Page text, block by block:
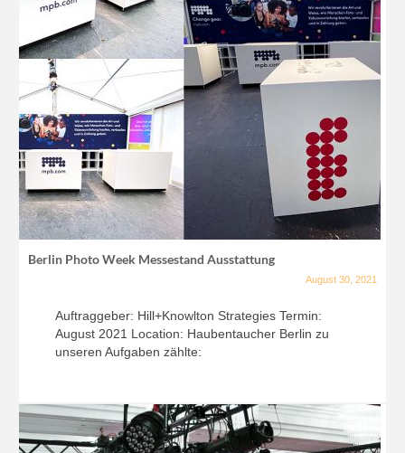
Berlin Photo Week Messestand Ausstattung
August 30, 2021
Auftraggeber: Hill+Knowlton Strategies Termin:
August 2021 Location: Haubentaucher Berlin zu
unseren Aufgaben zählte: